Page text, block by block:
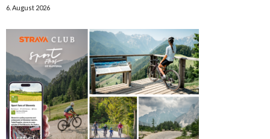
6. August 2026